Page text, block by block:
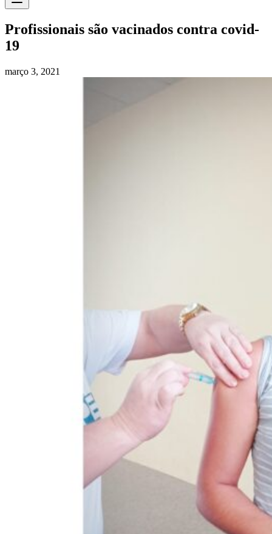
Profissionais são vacinados contra covid-
19
março 3, 2021